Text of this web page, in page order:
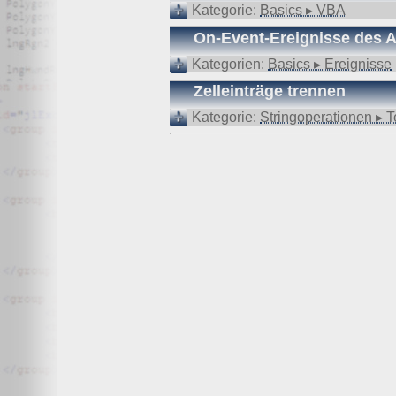
Wir, der Websitebetreiber bzw. Seitenprovider,
als „Server-Logfiles“ auf dem Server der Website ab.
Besuchte Website und besuchte Webseite
Uhrzeit zum Zeitpunkt des Zugriffes
Menge der gesendeten Daten in Byte
Quelle/Verweis, von welchem Sie auf die Seite
Verwendeter Browser
Verwendetes Betriebssystem
Verwendete IP-Adresse
Kategorie: Basics ▸ VBA
On-Event-Ereignisse des
Kategorien: Basics ▸ Ereignisse
Zelleinträge trennen
Kategorie: Stringoperationen ▸